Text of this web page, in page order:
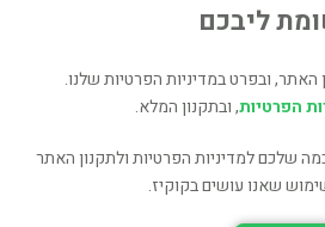
ליבכם
האתר, ובפרט במדיניות הפרטיות שלנו.
הפרטיות, ובתקנון המלא.
שלכם למדיניות הפרטיות ולתקנון האתר
שאנו עושים בקוקיז.